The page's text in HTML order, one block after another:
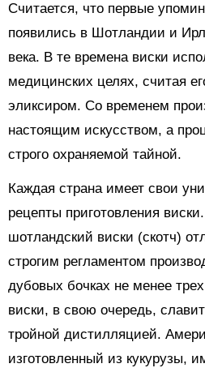
Считается, что первые
появились в Шотландии и
века. В те времена виски
медицинских целях, считая
эликсиром. Со временем
настоящим искусством, а
строго охраняемой тайной.
Каждая страна имеет свои
рецепты приготовления
шотландский виски (скотч)
строгим регламентом
дубовых бочках не менее
виски, в свою очередь,
тройной дистилляцией.
изготовленный из кукурузы,